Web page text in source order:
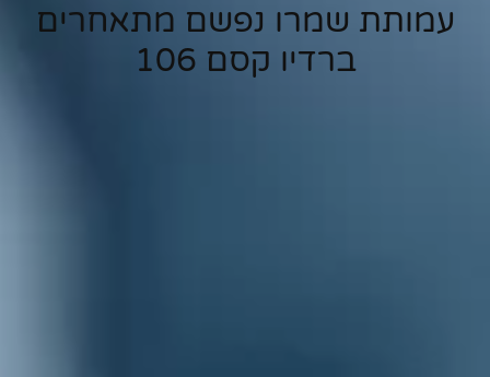
עמותת שמרו נפשם מתאחרים
ברדיו קסם 106